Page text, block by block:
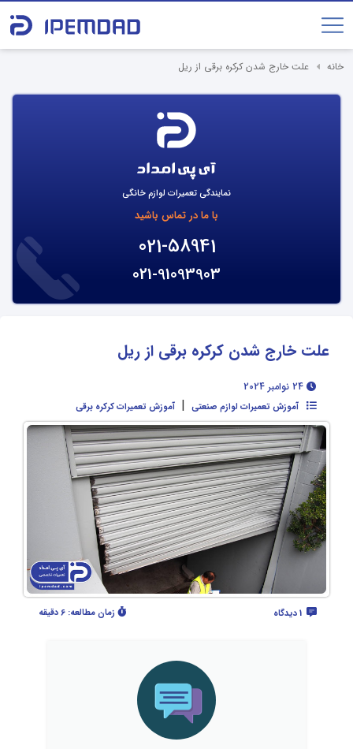
خانه علت خارج شدن کرکره برقی از ریل
نمایندگی تعمیرات لوازم خانگی
با ما در تماس باشید
021-58941
021-91093903
علت خارج شدن کرکره برقی از ریل
آموزش تعمیرات لوازم صنعتی | آموزش تعمیرات کرکره برقی
زمان مطالعه: 6 دقیقه